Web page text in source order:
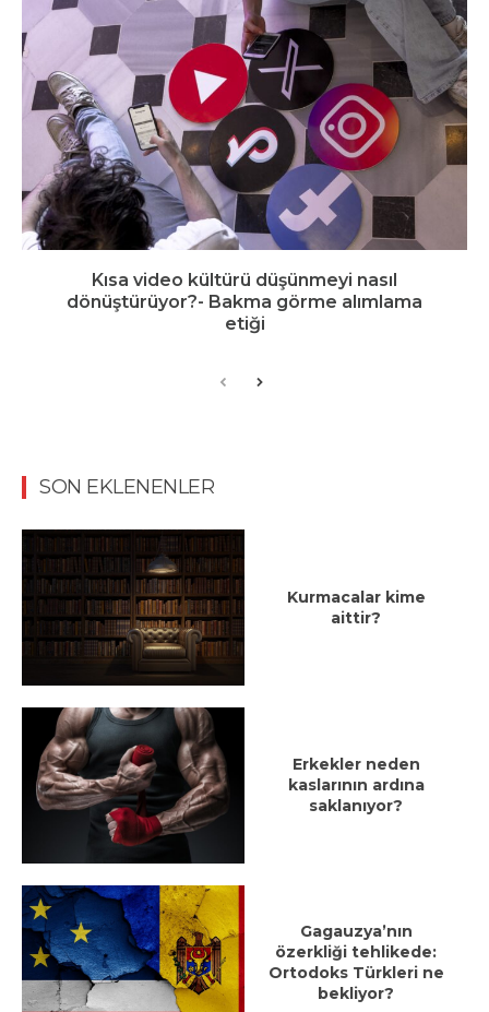
Kısa video kültürü düşünmeyi nasıl
dönüştürüyor?- Bakma görme alımlama
etiği
SON EKLENENLER
Kurmacalar kime
aittir?
Erkekler neden
kaslarının ardına
saklanıyor?
Gagauzya’nın
özerkliği tehlikede:
Ortodoks Türkleri ne
bekliyor?